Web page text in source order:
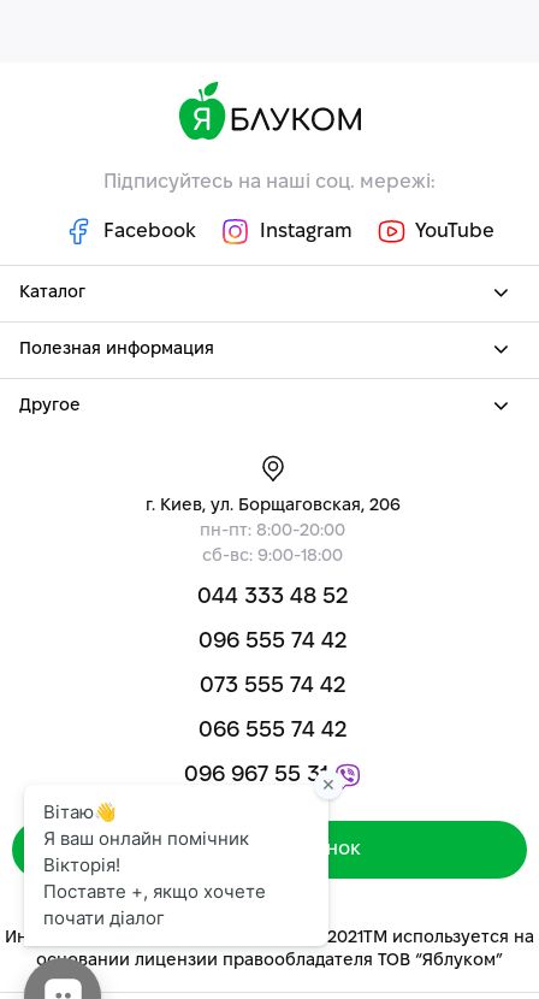
Підписуйтесь на наші соц. мережі:
Facebook Instagram YouTube
Каталог
Полезная информация
Другое
г. Киев, ул. Борщаговская, 206
пн-пт: 8:00-20:00
сб-вс: 9:00-18:00
044 333 48 52
096 555 74 42
073 555 74 42
066 555 74 42
096 967 55 31
Зворотний дзвінок
Интернет-магазин «ЯБЛУКОМ™» 2014-2021ТМ используется на
основании лицензии правообладателя ТОВ “Яблуком”